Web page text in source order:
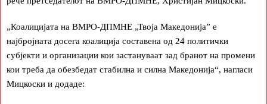
„Коалицијата на ВМРО-ДПМНЕ „Твоја Македонија” е
најбројната досега коалиција составена од 24 политички
субјекти и организации кои застануваат зад бранот на промени
кои треба да обезбедат стабилна и силна Македонија“, нагласи
Мицкоски и додаде: